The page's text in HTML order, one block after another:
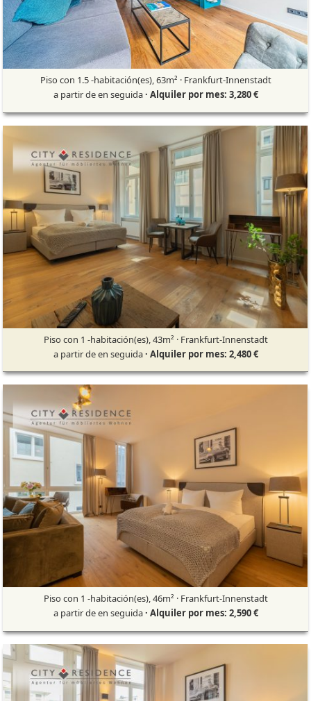
Piso con 1.5 -habitación(es), 63m² · Frankfurt-Innenstadt
a partir de en seguida· Alquiler por mes: 3,280 €
Piso con 1 -habitación(es), 43m² · Frankfurt-Innenstadt
a partir de en seguida· Alquiler por mes: 2,480 €
Piso con 1 -habitación(es), 46m² · Frankfurt-Innenstadt
a partir de en seguida· Alquiler por mes: 2,590 €